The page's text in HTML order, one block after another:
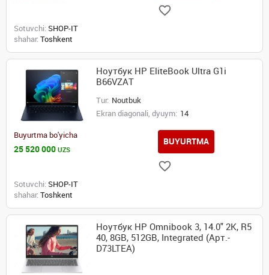
Sotuvchi: SHOP-IT
shahar: Toshkent
Ноутбук HP EliteBook Ultra G1i
B66VZAT
Tur: Noutbuk
Ekran diagonali, dyuym: 14
Buyurtma bo'yicha
25 520 000 UZS
BUYURTMA
Sotuvchi: SHOP-IT
shahar: Toshkent
Ноутбук HP Omnibook 3, 14.0" 2K, R5
40, 8GB, 512GB, Integrated (Арт.-
D73LTEA)